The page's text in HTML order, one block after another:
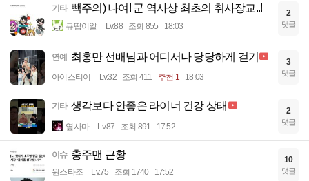
기타 빽주의) 나여! 군 역사상 최초의 취사장교..!
큐땁이알 Lv.88 조회 855 18:03
2
댓글
연예 최홍만 선배님과 어디서나 당당하게 걷기
아이스티이 Lv.32 조회 411 추천 1 18:03
3
댓글
기타 생각보다 안좋은 라이너 건강 상태
옆사마 Lv.87 조회 891 17:52
2
댓글
이슈 충주맨 근황
원스타조 Lv.75 조회 1740 17:52
10
댓글